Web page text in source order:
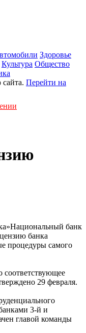
Здоровье
Культура Общество
Перейти на
Национальный банк
банка
процедуры самого
соответствующее
29 февраля.
3-й и
главой команды